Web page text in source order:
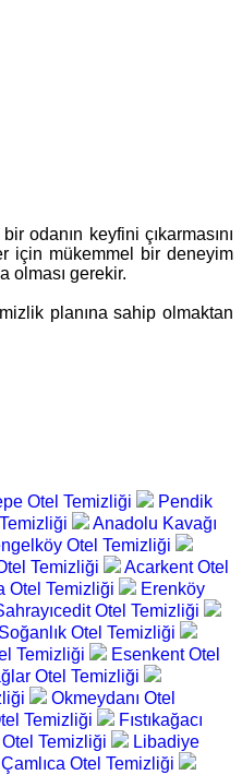
odanın keyfini çıkarmasını
için mükemmel bir deneyim
olması gerekir.
planına sahip olmaktan
Otel Temizliği
Pendik
Anadolu Kavağı
Otel Temizliği
Temizliği
Acarkent Otel
Otel Temizliği
Erenköy
Otel Temizliği
Soğanlık Otel Temizliği
Temizliği
Esenkent Otel
Otel Temizliği
Okmeydanı Otel
Temizliği
Fıstıkağacı
Temizliği
Libadiye
Otel Temizliği